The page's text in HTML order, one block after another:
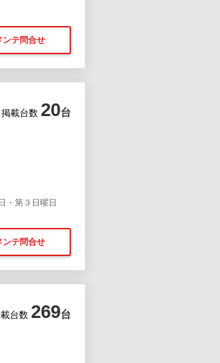
ンテ問合せ
掲載台数 20台
・第３日曜日
ンテ問合せ
台数 269台